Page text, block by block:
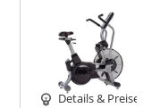
Details & Preise